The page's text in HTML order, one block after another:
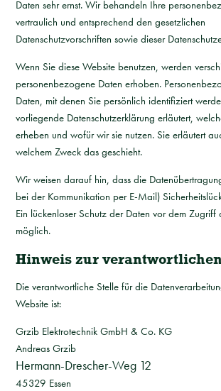
Daten sehr ernst. Wir behandeln Ihre
vertraulich und entsprechend den gesetzlichen
Datenschutzvorschriften sowie dieser
Wenn Sie diese Website benutzen, werden
personenbezogene Daten erhoben.
Daten, mit denen Sie persönlich identifiziert
vorliegende Datenschutzerklärung erläutert,
erheben und wofür wir sie nutzen. Sie erläutert
welchem Zweck das geschieht.
Wir weisen darauf hin, dass die
bei der Kommunikation per E-Mail)
Ein lückenloser Schutz der Daten vor dem Zugriff
möglich.
Hinweis zur
Die verantwortliche Stelle für die
Website ist:
Grzib Elektrotechnik GmbH & Co. KG
Andreas Grzib
Hermann-Drescher-Weg 12
45329 Essen